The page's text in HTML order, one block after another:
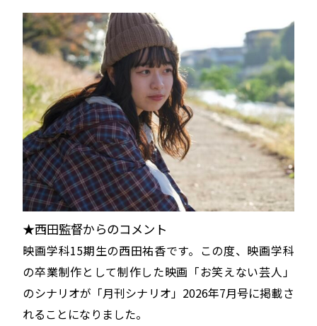
★西田監督からのコメント
映画学科15期生の西田祐香です。この度、映画学科
の卒業制作として制作した映画「お笑えない芸人」
のシナリオが「月刊シナリオ」2026年7月号に掲載さ
れることになりました。